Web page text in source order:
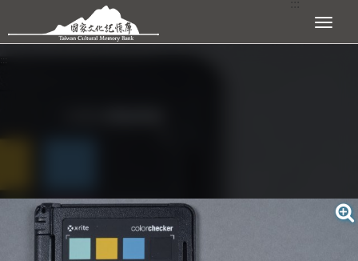
跳到主要內容區塊 展開選單
:::